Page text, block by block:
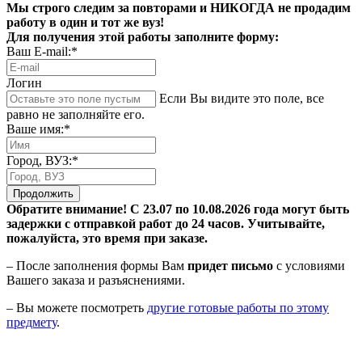
Мы строго следим за повторами и НИКОГДА не продадим
работу в один и тот же вуз!
Для получения этой работы заполните форму:
Ваш E-mail:*
Логин
Если Вы видите это поле, все
равно не заполняйте его.
Ваше имя:*
Город, ВУЗ:*
Продолжить
Обратите внимание! С 23.07 по 10.08.2026 года могут быть
задержки с отправкой работ до 24 часов. Учитывайте,
пожалуйста, это время при заказе.
– После заполнения формы Вам придет письмо с условиями
Вашего заказа и разъяснениями.
– Вы можете посмотреть другие готовые работы по этому
предмету.